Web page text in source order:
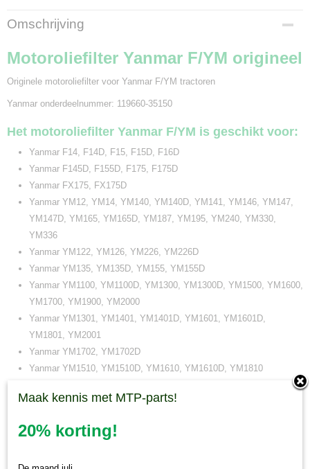
Bruto gewicht
0,40 Kg
Omschrijving
Motoroliefilter Yanmar F/YM origineel
Originele motoroliefilter voor Yanmar F/YM tractoren
Yanmar onderdeelnummer: 119660-35150
Het motoroliefilter Yanmar F/YM is geschikt voor:
Yanmar F14, F14D, F15, F15D, F16D
Yanmar F145D, F155D, F175, F175D
Yanmar FX175, FX175D
Yanmar YM12, YM14, YM140, YM140D, YM141, YM146, YM147,
YM147D, YM165, YM165D, YM187, YM195, YM240, YM330,
YM336
Yanmar YM122, YM126, YM226, YM226D
Yanmar YM135, YM135D, YM155, YM155D
Yanmar YM1100, YM1100D, YM1300, YM1300D, YM1500, YM1600,
YM1700, YM1900, YM2000
Yanmar YM1301, YM1401, YM1401D, YM1601, YM1601D,
YM1801, YM2001
Yanmar YM1702, YM1702D
Yanmar YM1510, YM1510D, YM1610, YM1610D, YM1810
minitrekker onderdelen!
Maak kennis met MTP-parts!
20% korting!